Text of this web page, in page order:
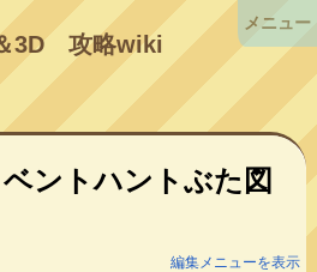
3D攻略wiki
ントハントぶた図
編集メニューを表示
メニュー